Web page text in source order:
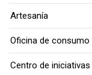
Artesanía
Oficina de consumo
Centro de